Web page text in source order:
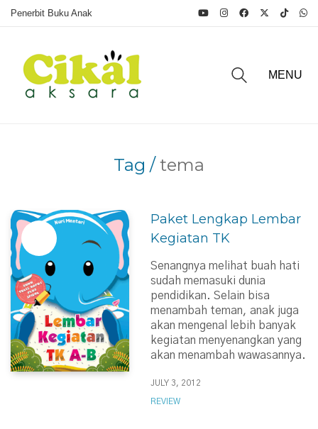
Penerbit Buku Anak
MENU
Tag / tema
Paket Lengkap Lembar
Kegiatan TK
Senangnya melihat buah hati
sudah memasuki dunia
pendidikan. Selain bisa
menambah teman, anak juga
akan mengenal lebih banyak
kegiatan menyenangkan yang
akan menambah wawasannya.
JULY 3, 2012
REVIEW